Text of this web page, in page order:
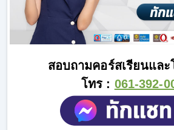
สอบถามคอร์สเรียนแล
โทร : 061-392-